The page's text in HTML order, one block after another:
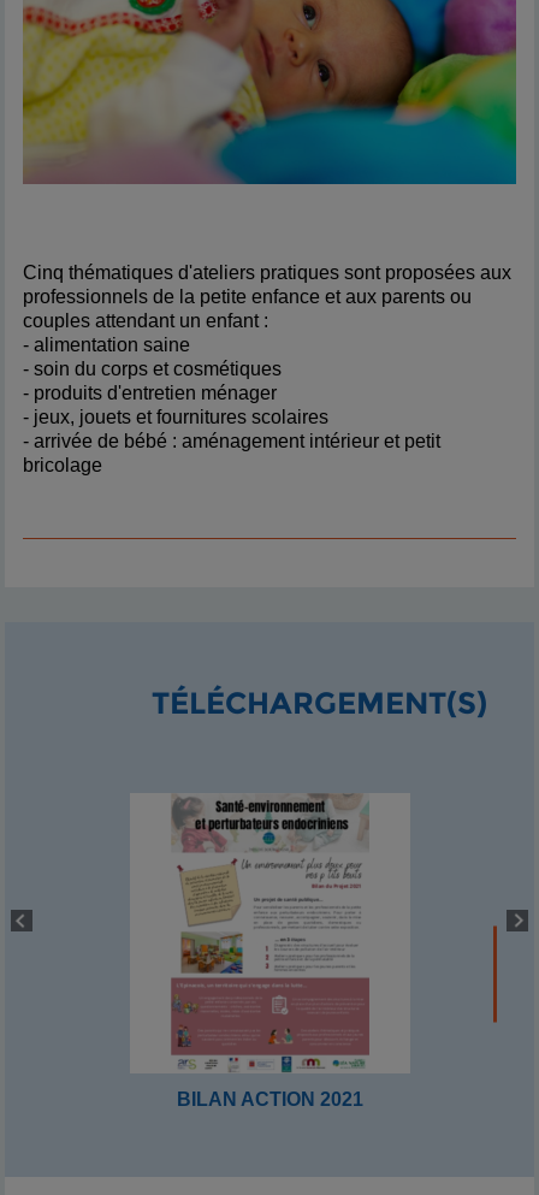
Cinq thématiques d'ateliers pratiques sont proposées aux
professionnels de la petite enfance et aux parents ou
couples attendant un enfant :
- alimentation saine
- soin du corps et cosmétiques
- produits d'entretien ménager
- jeux, jouets et fournitures scolaires
- arrivée de bébé : aménagement intérieur et petit
bricolage
TÉLÉCHARGEMENT(S)
BILAN ACTION 2021